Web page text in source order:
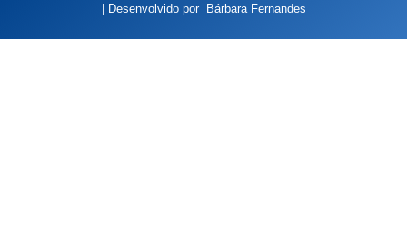
| Desenvolvido por
Bárbara Fernandes